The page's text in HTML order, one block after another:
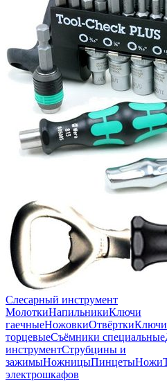
Слесарный инструмент
МолоткиНапильникиКлючи
гаечныеНожовкиОтвёрткиКлючи
торцевыеСъёмники специальные
инструментСтрубцины и
зажимыНожницыПинцетыНожи
электрошкафов